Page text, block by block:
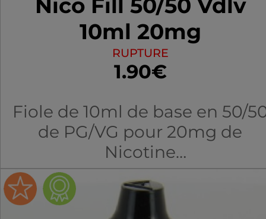
Nico Fill 50/50 Vdlv
10ml 20mg
RUPTURE
1.90€
Fiole de 10ml de base en 50/
de PG/VG pour 20mg de
Nicotine
Fabricant : VDLV